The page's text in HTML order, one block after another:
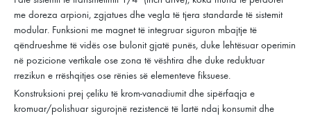
me doreza arpioni, zgjatues dhe vegla të tjera standarde të sistemit
modular. Funksioni me magnet të integruar siguron mbajtje të
qëndrueshme të vidës ose bulonit gjatë punës, duke lehtësuar operimin
në pozicione vertikale ose zona të vështira dhe duke reduktuar
rrezikun e rrëshqitjes ose rënies së elementeve fiksuese.
Konstruksioni prej çeliku të krom-vanadiumit dhe sipërfaqja e
kromuar/polishuar sigurojnë rezistencë të lartë ndaj konsumit dhe